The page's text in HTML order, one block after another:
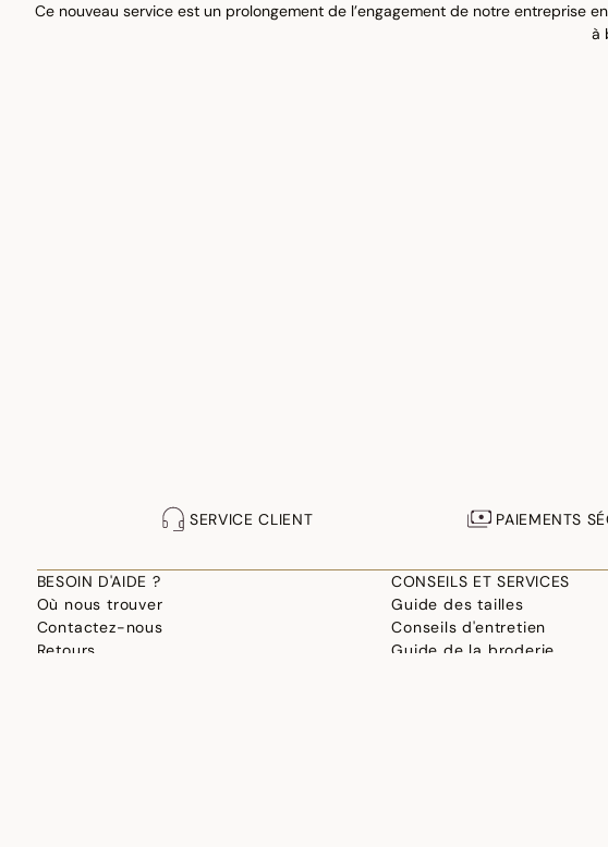
Ce nouveau service est un prolongement de l’engagement de notre entreprise
à
SERVICE CLIENT PAIEMENTS
BESOIN D'AIDE ?
Où nous trouver
Contactez-nous
Retours
CONSEILS ET SERVICES
Guide des tailles
Conseils d'entretien
Guide de la broderie